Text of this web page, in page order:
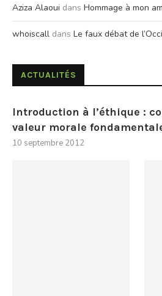
Aziza Alaoui dans Hommage à mon
whoiscall dans Le faux débat de
ACTUALITÉS
Introduction à l’éthique :
valeur morale
10 septembre 2012